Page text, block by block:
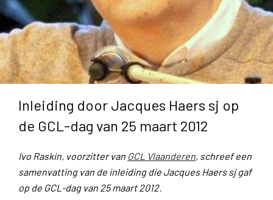
Inleiding door Jacques Haers sj op
de GCL-dag van 25 maart 2012
Ivo Raskin, voorzitter van GCL Vlaanderen, schreef een
samenvatting van de inleiding die Jacques Haers sj gaf
op de GCL-dag van 25 maart 2012.